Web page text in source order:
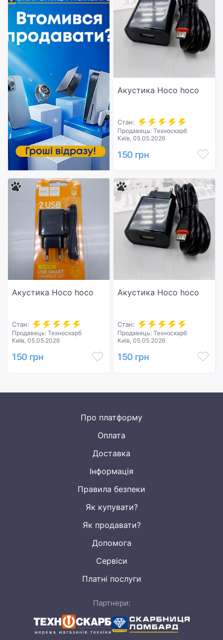
Акустика Hoco hoco
Стан:
Продавець: Техноскарб
Київ, 05.05.2026
150 грн
Акустика Hoco hoco
Стан:
Продавець: Техноскарб
Київ, 05.05.2026
150 грн
Акустика Hoco hoco
Стан:
Продавець: Техноскарб
Київ, 05.05.2026
150 грн
Про платформу
Оплата
Доставка
Інформація
Правила безпеки
Як купувати?
Як продавати?
Допомога
Сервіси
Платні послуги
Партнери: